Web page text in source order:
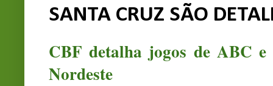
SANTA CRUZ SÃO
CBF detalha jogos de ABC
Nordeste